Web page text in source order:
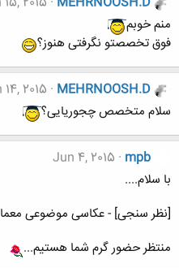
منم خوبم
فوق تخصصتو نگرفتی هنوز؟
MEHRNOOSH.D
2015
سلام متخصص چجوریایی؟
mpb
Jun 4, 2015
با سلام....
[نظر سنجی] - عکاسی موضوعی معماری شماره 10 -
منتظر حضور گرم شما هستیم...